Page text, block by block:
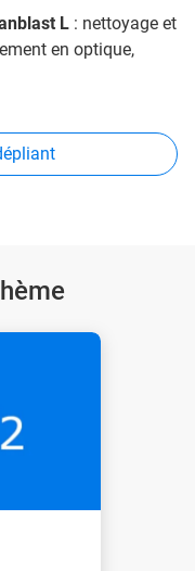
L : nettoyage et
en optique,